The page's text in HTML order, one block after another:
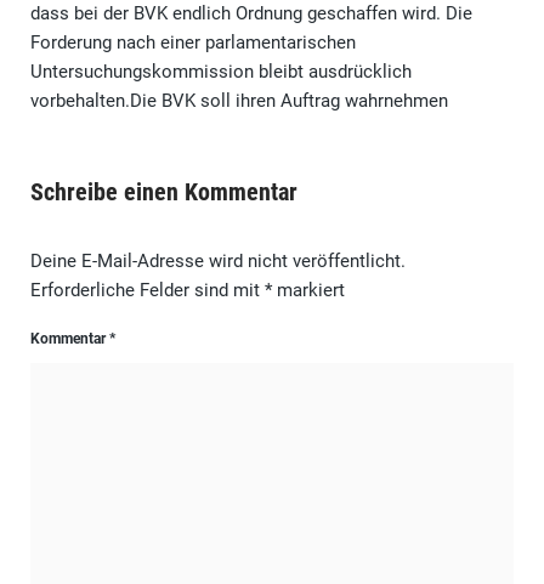
dass bei der BVK endlich Ordnung geschaffen wird. Die
Forderung nach einer parlamentarischen
Untersuchungskommission bleibt ausdrücklich
vorbehalten.Die BVK soll ihren Auftrag wahrnehmen
Schreibe einen Kommentar
Deine E-Mail-Adresse wird nicht veröffentlicht.
Erforderliche Felder sind mit *markiert
Kommentar*